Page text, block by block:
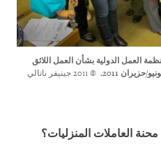
العمل الدولية بشأن العمل اللائق
حزيران 2011.
© 2011 جينيفر ناتالي
العاملات المنزليات؟